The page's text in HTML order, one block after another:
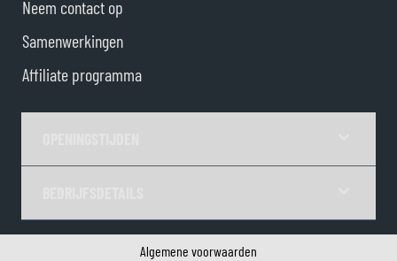
Neem contact op
Samenwerkingen
Affiliate programma
Algemene voorwaarden